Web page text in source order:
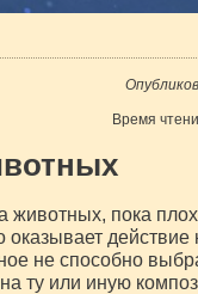
Время
животных, пока
действие
не способно
ту или иную